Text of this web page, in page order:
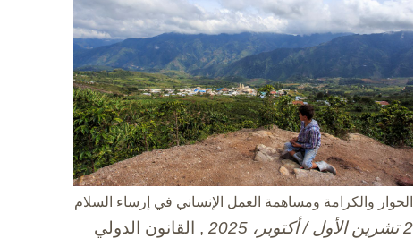
الحوار والكرامة ومساهمة العمل الإنساني في إرساء السلام
2 تشرين الأول / أكتوبر، 2025
, القانون الدولي